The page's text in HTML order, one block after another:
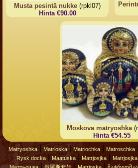
Musta pesintä nukke (rpkl07)
Hinta €90.00
Moskova matryoshka
Hinta €54.55
Matryoshka| Matrioska| Matriochka| Matroschka|
Rysk docka| Maatuska| Matrjosjka| Matrjosjka
Матрьошка 俄羅斯套娃 Matrjoska მატრიოშკა